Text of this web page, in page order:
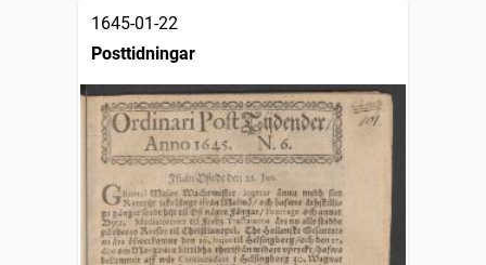
1645-01-22
Posttidningar